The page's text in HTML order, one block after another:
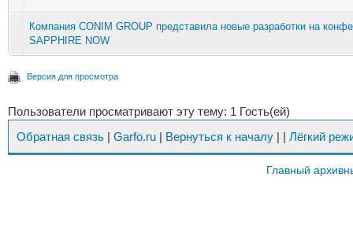
Компания CONIM GROUP представила новые разработки на
SAPPHIRE NOW
Версия для просмотра
Пользователи просматривают эту тему: 1 Гость(ей)
Обратная связь | Garfo.ru | Вернуться к началу | | Лёгкий
Главный